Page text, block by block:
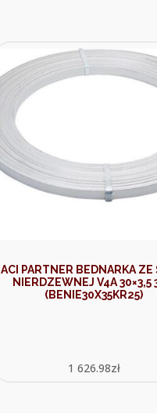
ACI PARTNER BEDNARKA ZE
NIERDZEWNEJ V4A 30×3,5
(BENIE30X35KR25)
1 626.98zł